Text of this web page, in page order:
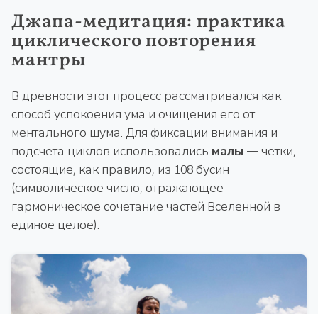
Джапа-медитация: практика
циклического повторения
мантры
В древности этот процесс рассматривался как
способ успокоения ума и очищения его от
ментального шума. Для фиксации внимания и
подсчёта циклов использовались малы — чётки,
состоящие, как правило, из 108 бусин
(символическое число, отражающее
гармоническое сочетание частей Вселенной в
единое целое).